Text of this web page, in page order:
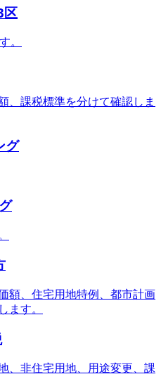
区
。
、課税標準を分けて確認しま
グ
額、住宅用地特例、都市計画
ます。
、非住宅用地、用途変更、課